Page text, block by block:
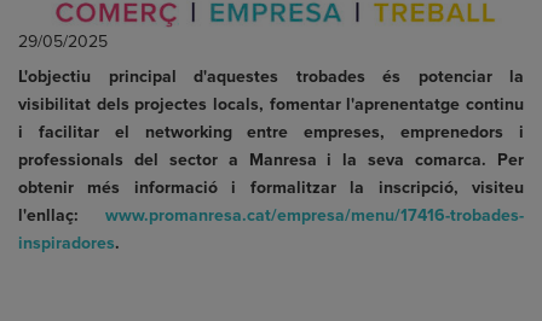
29/05/2025
L'objectiu principal d'aquestes trobades és potenciar la
visibilitat dels projectes locals, fomentar l'aprenentatge continu
i facilitar el networking entre empreses, emprenedors i
professionals del sector a Manresa i la seva comarca. Per
obtenir més informació i formalitzar la inscripció, visiteu
l'enllaç: www.promanresa.cat/empresa/menu/17416-trobades-
inspiradores.